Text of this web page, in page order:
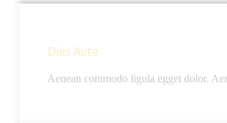
Duis Aute
Aenean commodo ligula egget dolor.